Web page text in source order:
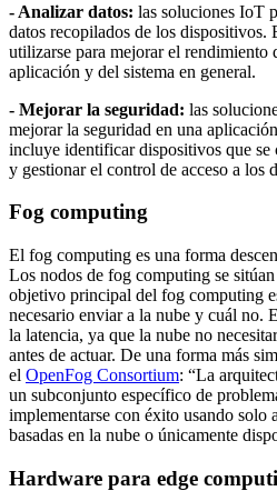
- Analizar datos: las soluciones IoT
datos recopilados de los dispositivos.
utilizarse para mejorar el rendimiento
aplicación y del sistema en general.
- Mejorar la seguridad: las
mejorar la seguridad en una
incluye identificar dispositivos que se
y gestionar el control de acceso a los
Fog computing
El fog computing es una forma
Los nodos de fog computing se
objetivo principal del fog computing
necesario enviar a la nube y cuál no.
la latencia, ya que la nube no
antes de actuar. De una forma más
el OpenFog Consortium: “La
un subconjunto específico de
implementarse con éxito usando solo
basadas en la nube o únicamente
Hardware para edge